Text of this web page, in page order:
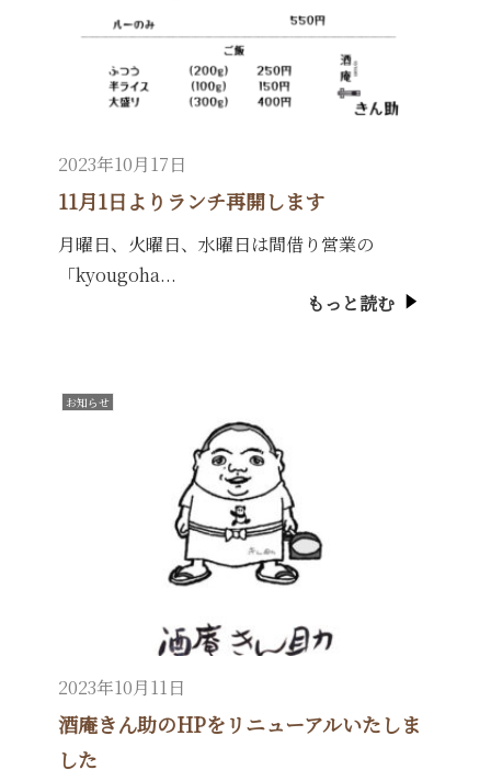
2023年10月17日
11月1日よりランチ再開します
月曜日、火曜日、水曜日は間借り営業の
「kyougoha...
もっと読む
お知らせ
2023年10月11日
酒庵きん助のHPをリニューアルいたしま
した